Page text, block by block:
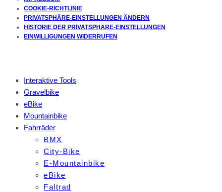
COOKIE-RICHTLINIE
PRIVATSPHÄRE-EINSTELLUNGEN ÄNDERN
HISTORIE DER PRIVATSPHÄRE-EINSTELLUNGEN
EINWILLIGUNGEN WIDERRUFEN
Interaktive Tools
Gravelbike
eBike
Mountainbike
Fahrräder
BMX
City-Bike
E-Mountainbike
eBike
Faltrad